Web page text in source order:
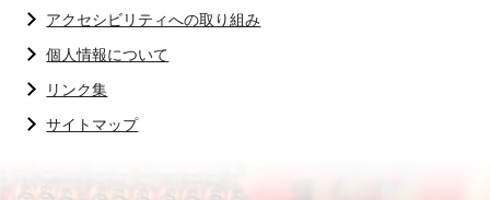
アクセシビリティへの取り組み
個人情報について
リンク集
サイトマップ